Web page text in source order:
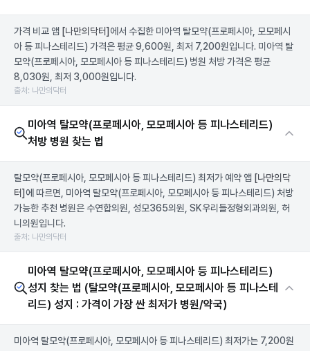
가격 비교 앱 [나만의닥터] 에서 수집한 미아역 탈모약(프로페시아, 모모페시
아 등 피나스테리드) 가격은 평균 9,600원, 최저 7,200원입니다. 미아역 탈
모약(프로페시아, 모모페시아 등 피나스테리드) 병원 처방 가격은 평균
8,030원, 최저 3,000원입니다.
출처: 나만의닥터
미아역 탈모약(프로페시아, 모모페시아 등 피나스테리드)
처방 병원 찾는 법
탈모약(프로페시아, 모모페시아 등 피나스테리드) 최저가 예약 앱 [나만의닥
터] 에 따르면, 미아역 탈모약(프로페시아, 모모페시아 등 피나스테리드) 처방
가능한 추천 병원은 수연합의원, 성모365의원, SK우리들정형외과의원, 허
니의원입니다.
출처: 나만의닥터
미아역 탈모약(프로페시아, 모모페시아 등 피나스테리드)
성지 찾는 법 (탈모약(프로페시아, 모모페시아 등 피나스테
리드) 성지 : 가격이 가장 싼 최저가 병원/약국)
미아역 탈모약(프로페시아, 모모페시아 등 피나스테리드) 최저가는 7,200원